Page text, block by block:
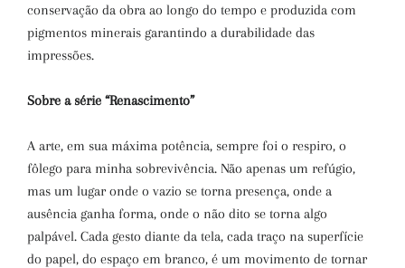
conservação da obra ao longo do tempo e produzida com
pigmentos minerais garantindo a durabilidade das
impressões.
Sobre a série “Renascimento”
A arte, em sua máxima potência, sempre foi o respiro, o
fôlego para minha sobrevivência. Não apenas um refúgio,
mas um lugar onde o vazio se torna presença, onde a
ausência ganha forma, onde o não dito se torna algo
palpável. Cada gesto diante da tela, cada traço na superfície
do papel, do espaço em branco, é um movimento de tornar